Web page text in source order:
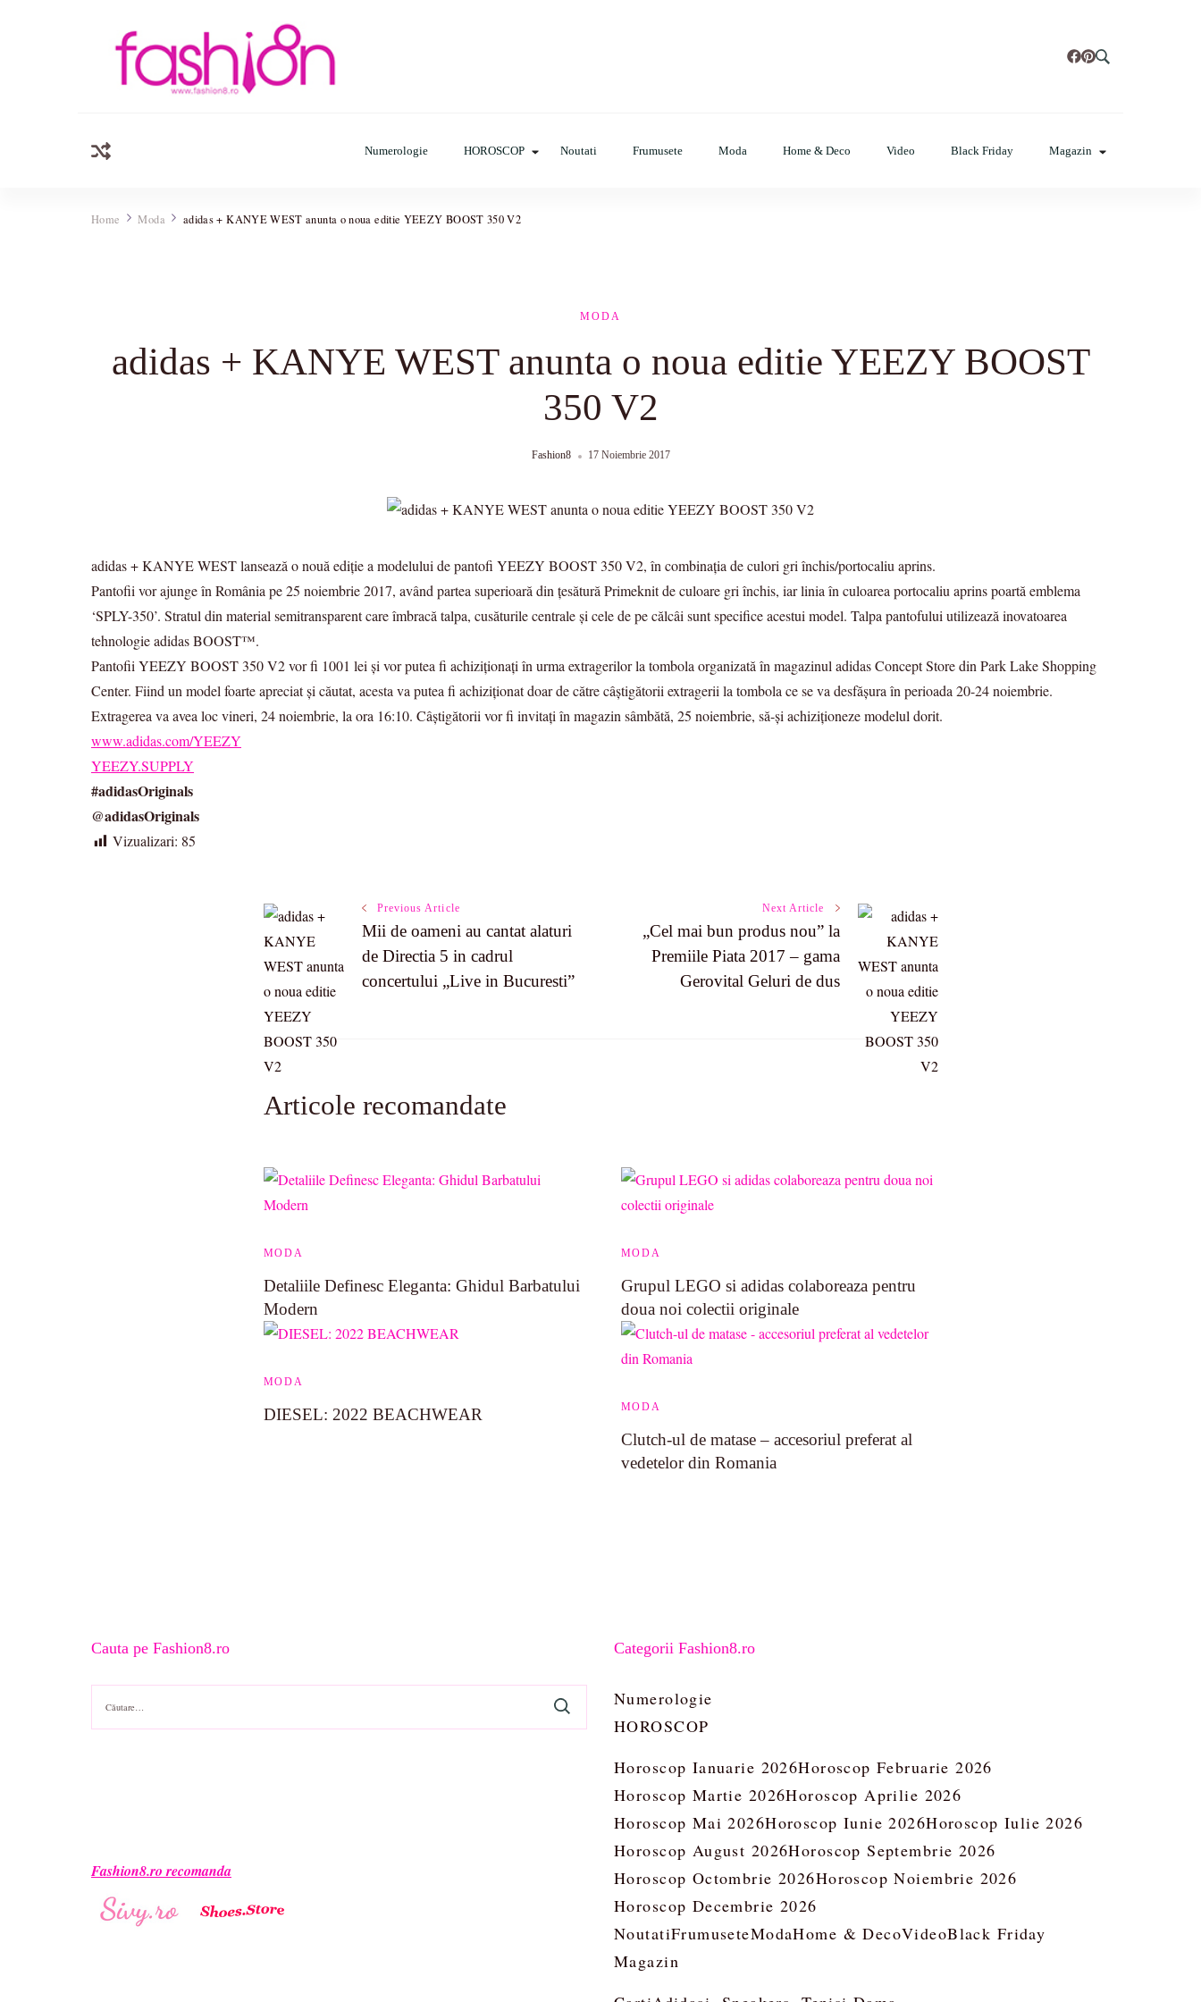
Numerologie HOROSCOP Noutati Frumusete Moda Home & Deco Video Black Friday Magazin
Home Moda adidas + KANYE WEST anunta o noua editie YEEZY BOOST 350 V2
MODA
adidas + KANYE WEST anunta o noua editie YEEZY BOOST
350 V2
Fashion8 17 Noiembrie 2017
adidas + KANYE WEST lansează o nouă ediție a modelului de pantofi YEEZY BOOST 350 V2, în combinația de culori gri închis/portocaliu aprins.
Pantofii vor ajunge în România pe 25 noiembrie 2017, având partea superioară din ţesătură Primeknit de culoare gri închis, iar linia în culoarea portocaliu aprins poartă emblema
‘SPLY-350’. Stratul din material semitransparent care îmbracă talpa, cusăturile centrale și cele de pe călcâi sunt specifice acestui model. Talpa pantofului utilizează inovatoarea
tehnologie adidas BOOST™.
Pantofii YEEZY BOOST 350 V2 vor fi 1001 lei și vor putea fi achiziționați în urma extragerilor la tombola organizată în magazinul adidas Concept Store din Park Lake Shopping
Center. Fiind un model foarte apreciat şi căutat, acesta va putea fi achiziţionat doar de către câştigătorii extragerii la tombola ce se va desfăşura în perioada 20-24 noiembrie.
Extragerea va avea loc vineri, 24 noiembrie, la ora 16:10. Câștigătorii vor fi invitați în magazin sâmbătă, 25 noiembrie, să-și achiziționeze modelul dorit.
www.adidas.com/YEEZY
YEEZY.SUPPLY
#adidasOriginals
@adidasOriginals
Vizualizari: 85
Post
Navigation
Previous Article
Mii de oameni au cantat alaturi
de Directia 5 in cadrul
concertului „Live in Bucuresti”
Next Article
„Cel mai bun produs nou” la
Premiile Piata 2017 – gama
Gerovital Geluri de dus
Articole recomandate
MODA
Detaliile Definesc Eleganta: Ghidul Barbatului
Modern
MODA
Grupul LEGO si adidas colaboreaza pentru
doua noi colectii originale
MODA
DIESEL: 2022 BEACHWEAR MODA
Clutch-ul de matase – accesoriul preferat al
vedetelor din Romania
Cauta pe Fashion8.ro
Caută
după:
Fashion8.ro recomanda
Categorii Fashion8.ro
Numerologie
HOROSCOP
Horoscop Ianuarie 2026Horoscop Februarie 2026
Horoscop Martie 2026Horoscop Aprilie 2026
Horoscop Mai 2026Horoscop Iunie 2026Horoscop Iulie 2026
Horoscop August 2026Horoscop Septembrie 2026
Horoscop Octombrie 2026Horoscop Noiembrie 2026
Horoscop Decembrie 2026
NoutatiFrumuseteModaHome & DecoVideoBlack Friday
Magazin